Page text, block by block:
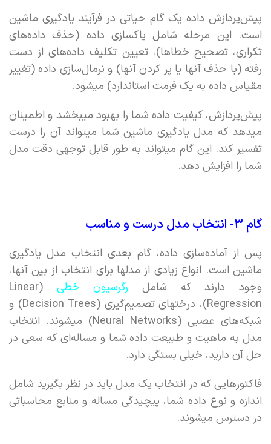
پیش‌پردازش داده یک گام حیاتی در فرآیند یادگیری ماشین
است. این مرحله شامل پاکسازی داده (حذف داده‌های
تکراری، تصحیح خطاها)، تعیین تکلیف داده‌های از دست
رفته (با حذف آنها یا پر کردن آنها) و نرمال‌سازی داده (تغییر
مقیاس داده به یک فرمت استاندارد) میشود.
پیش‌پردازش، کیفیت داده شما را بهبود میبخشد و اطمینان
میدهد که مدل یادگیری ماشین شما میتواند آن را درست
تفسیر کند. این گام میتواند به طور قابل توجهی دقت مدل
شما را افزایش دهد.
گام ۳- انتخاب مدل درست و مناسب
پس از آماده‌سازی داده، گام بعدی انتخاب مدل یادگیری
ماشین است. انواع زیادی از مدلها برای انتخاب از بین آنها،
وجود دارند که شامل رگرسیون خطی
(Linear
Regression)، درختهای تصمیم‌گیری (Decision Trees) و
شبکه‌های عصبی (Neural Networks) میشوند. انتخاب
مدل به ماهیت و طبیعت داده شما و مساله‌ای که سعی در
حل آن دارید،‌ خیلی بستگی دارد.
فاکتورهایی که در انتخاب یک مدل باید در نظر بگیرید شامل
اندازه و نوع داده شما، پیچیدگی مساله و منابع محاسباتی
در دسترس میشوند.